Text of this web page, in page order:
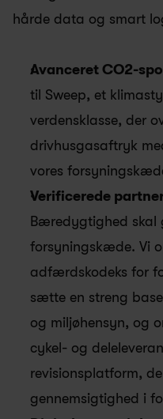
hårde data og smart
Avanceret CO2-
til Sweep, et
verdensklasse, der
drivhusgasaftryk
vores
Verificerede
Bæredygtighed skal
forsyningskæde. Vi
adfærdskodeks for
sætte en streng
og miljøhensyn, og
cykel- og
revisionsplatform,
gennemsigtighed i